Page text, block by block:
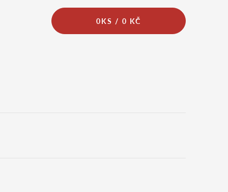
0KS / 0 KČ